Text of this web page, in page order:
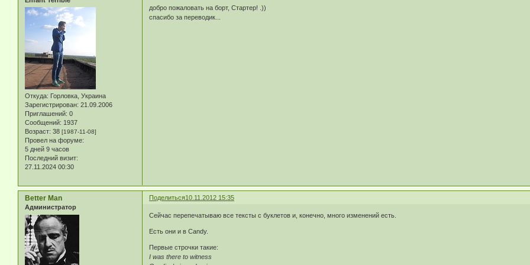
Откуда: Горловка, Украина
Зарегистрирован: 21.09.2006
Приглашений: 0
Сообщений: 1937
Возраст: 38 [1987-11-08]
Провел на форуме:
5 дней 9 часов
Последний визит:
27.11.2024 00:30
добро пожаловать на борт, Стартер! .))
спасибо за переводик...
Поделиться10.11.2012 15:35
Better Man
Администратор
Сейчас перепечатываю все тексты с буклетов и, конечно, много изменений есть.
Есть они и в Candy.
Первые строчки такие:
I was there to witness